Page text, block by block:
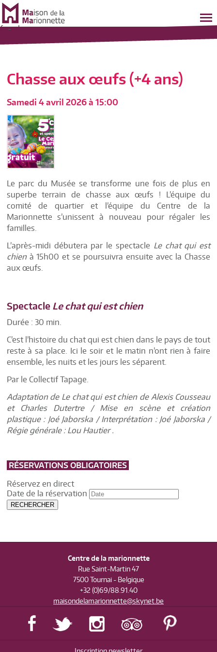
fr-nl
Chasse aux œufs (+4 ans)
Samedi 4 avril 2026 à 15:00
Le parc du Musée se transforme une fois de plus en
superbe terrain de chasse aux œufs ! L’équipe du
comité de quartier et l’équipe du Centre de la
Marionnette s’unissent à nouveau pour régaler les
familles.
L’après-midi débutera par le spectacle Le chat qui est
chienà 15h00 et se poursuivra ensuite avec la Chasse
aux œufs.
Spectacle Le chat qui est chien
Durée : 30 min.
C’est l’histoire du chat qui est chien dans le pays de tout
reste à sa place. Ici le soir et le matin n’ont rien à faire
ensemble, les nuits et les jours les séparent.
Par le Collectif Tapage.
Adaptation de Le chat qui est chien de Alexis Cousseau
et Charles Dutertre / Mise en scène et création
plastique : Joé Jaborska / Interprétation : Joé Jaborska /
Régie générale : Lou Hautier .
RÉSERVATIONS OBLIGATOIRES
Réservez en direct
Date de la réservation
RECHERCHER
Centre de la marionnette
Rue Saint-Martin 47
7500 Tournai - Belgique
+32 (0)69/88.91.40
maisondelamarionnette@skynet.be